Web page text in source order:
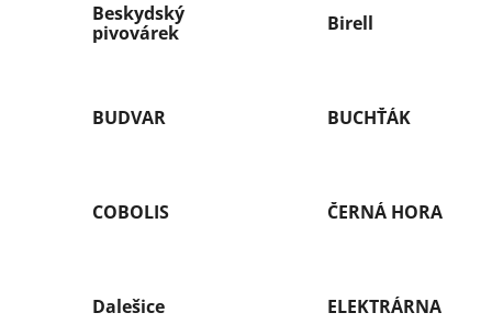
Beskydský
pivovárek
Birell
BUDVAR BUCHŤÁK
COBOLIS ČERNÁ HORA
Dalešice ELEKTRÁRNA